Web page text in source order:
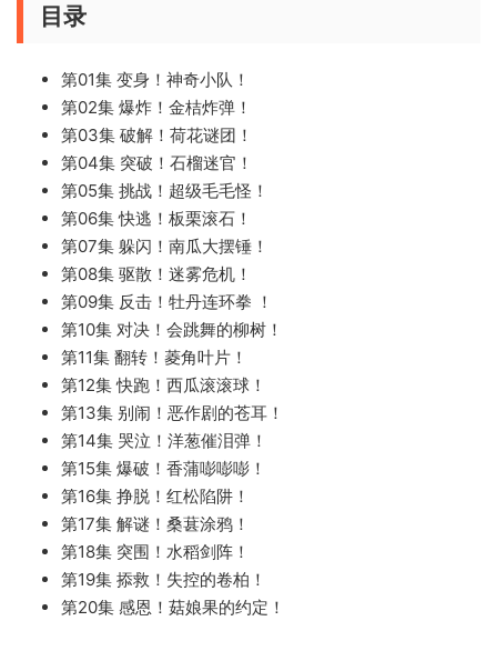
目录
第01集 变身！神奇小队！
第02集 爆炸！金桔炸弹！
第03集 破解！荷花谜团！
第04集 突破！石榴迷官！
第05集 挑战！超级毛毛怪！
第06集 快逃！板栗滚石！
第07集 躲闪！南瓜大摆锤！
第08集 驱散！迷雾危机！
第09集 反击！牡丹连环拳 ！
第10集 对决！会跳舞的柳树！
第11集 翻转！菱角叶片！
第12集 快跑！西瓜滚滚球！
第13集 别闹！恶作剧的苍耳！
第14集 哭泣！洋葱催泪弹！
第15集 爆破！香蒲嘭嘭嘭！
第16集 挣脱！红松陷阱！
第17集 解谜！桑葚涂鸦！
第18集 突围！水稻剑阵！
第19集 掭救！失控的卷柏！
第20集 感恩！菇娘果的约定！